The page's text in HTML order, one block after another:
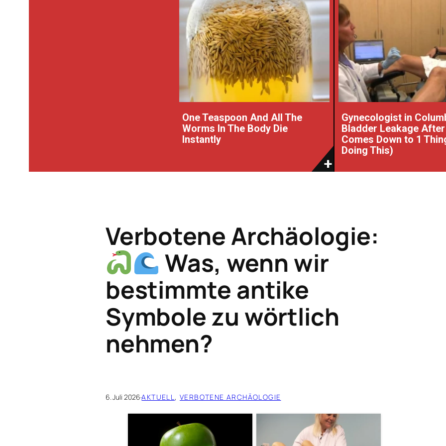
One Teaspoon And All The
Worms In The Body Die
Instantly
Gynecologist in
Bladder Leakage
Comes Down to 1
Doing This)
Verbotene Archäologie:
Was, wenn wir
bestimmte antike
Symbole zu wörtlich
nehmen?
6. Juli 2026·AKTUELL, VERBOTENE ARCHÄOLOGIE